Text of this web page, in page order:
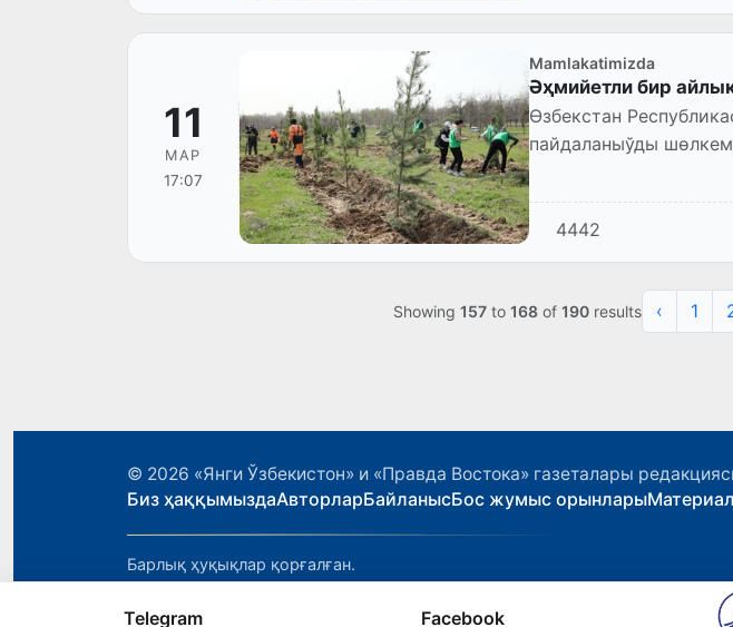
11
МАР
17:07
Mamlakatimizda
Әҳмийетли бир
Өзбекстан
пайдаланыўды
4442
Showing 157to 168of 190results ‹ 1
© 2026 «Янги Ўзбекистон» и «Правда Востока» газеталары
Биз ҳаққымыздаАвторларБайланысБос жумыс орынлары
Барлық ҳуқықлар қорғалған.
Telegram Facebook